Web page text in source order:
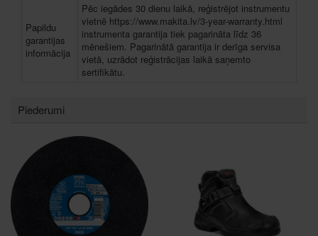
Papildu
garantijas
informācija
Pēc iegādes 30 dienu laikā, reģistrējot instrumentu
vietnē https://www.makita.lv/3-year-warranty.html
instrumenta garantija tiek pagarināta līdz 36
mēnešiem. Pagarinātā garantija ir derīga servisa
vietā, uzrādot reģistrācijas laikā saņemto
sertifikātu.
Piederumi